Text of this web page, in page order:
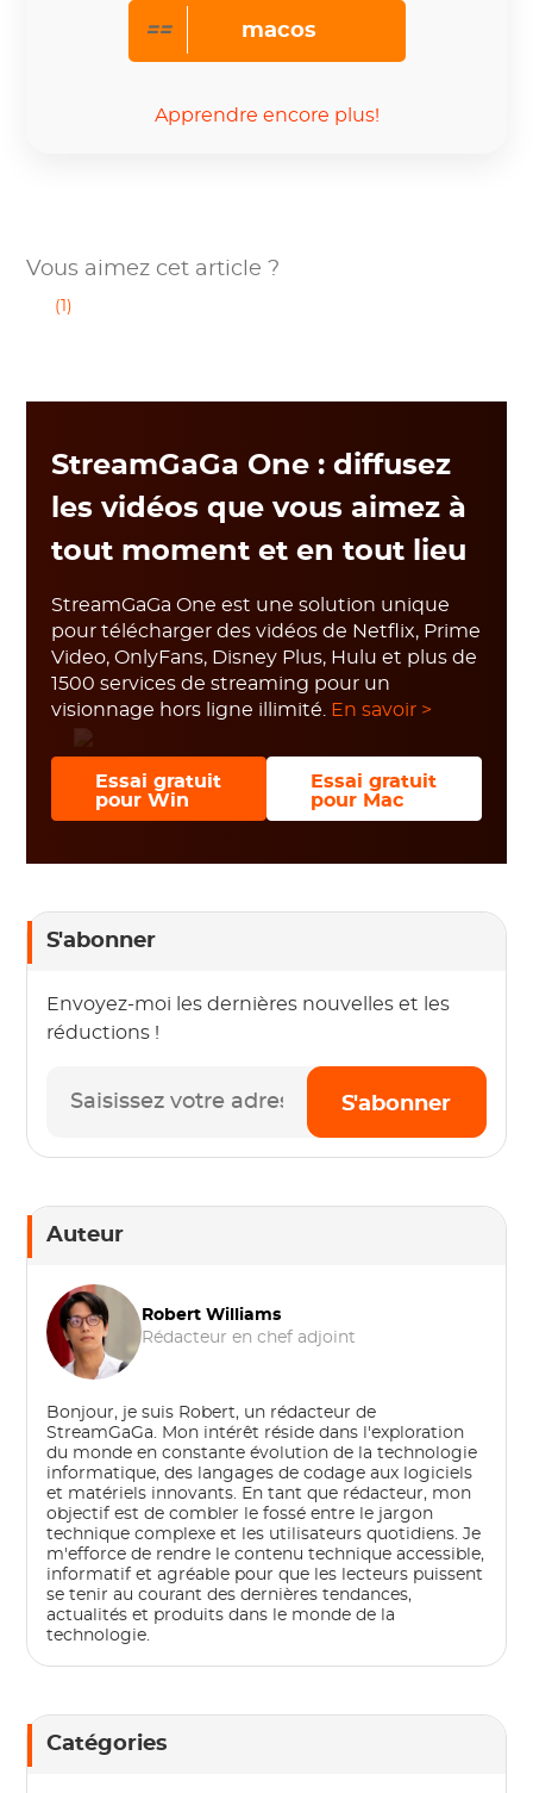
== macos
Apprendre encore plus!
Vous aimez cet article ?
(1)
StreamGaGa One : diffusez
les vidéos que vous aimez à
tout moment et en tout lieu
StreamGaGa One est une solution unique
pour télécharger des vidéos de Netflix, Prime
Video, OnlyFans, Disney Plus, Hulu et plus de
1500 services de streaming pour un
visionnage hors ligne illimité.
En savoir >
Essai gratuit
pour Win
Essai gratuit
pour Mac
S'abonner
Envoyez-moi les dernières nouvelles et les
réductions !
S'abonner
Auteur
Robert Williams
Rédacteur en chef adjoint
Bonjour, je suis Robert, un rédacteur de
StreamGaGa. Mon intérêt réside dans l'exploration
du monde en constante évolution de la technologie
informatique, des langages de codage aux logiciels
et matériels innovants. En tant que rédacteur, mon
objectif est de combler le fossé entre le jargon
technique complexe et les utilisateurs quotidiens. Je
m'efforce de rendre le contenu technique accessible,
informatif et agréable pour que les lecteurs puissent
se tenir au courant des dernières tendances,
actualités et produits dans le monde de la
technologie.
Catégories